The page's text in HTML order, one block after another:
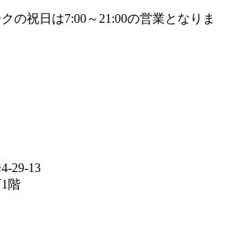
の祝日は7:00～21:00の営業となりま
29-13
階